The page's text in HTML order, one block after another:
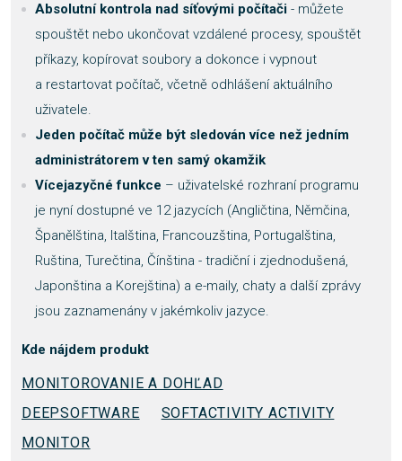
Absolutní kontrola nad síťovými počítači - můžete
spouštět nebo ukončovat vzdálené procesy, spouštět
příkazy, kopírovat soubory a dokonce i vypnout
a restartovat počítač, včetně odhlášení aktuálního
uživatele.
Jeden počítač může být sledován více než jedním
administrátorem v ten samý okamžik
Vícejazyčné funkce – uživatelské rozhraní programu
je nyní dostupné ve 12 jazycích (Angličtina, Němčina,
Španělština, Italština, Francouzština, Portugalština,
Ruština, Turečtina, Čínština - tradiční i zjednodušená,
Japonština a Korejština) a e-maily, chaty a další zprávy
jsou zaznamenány v jakémkoliv jazyce.
Kde nájdem produkt
MONITOROVANIE A DOHĽAD
DEEPSOFTWARE
SOFTACTIVITY ACTIVITY
MONITOR